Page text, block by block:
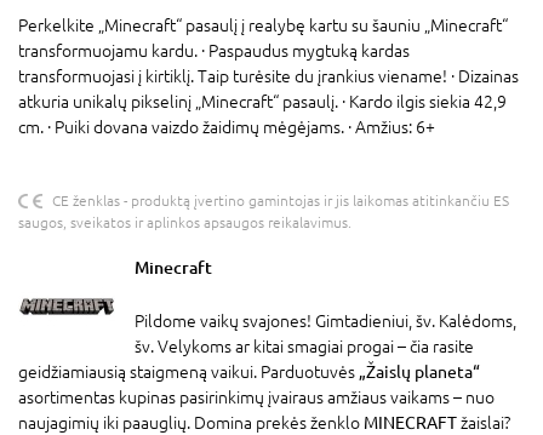
Perkelkite „Minecraft“ pasaulį į realybę kartu su šauniu „Minecraft“
transformuojamu kardu. · Paspaudus mygtuką kardas
transformuojasi į kirtiklį. Taip turėsite du įrankius viename! · Dizainas
atkuria unikalų pikselinį „Minecraft“ pasaulį. · Kardo ilgis siekia 42,9
cm. · Puiki dovana vaizdo žaidimų mėgėjams. · Amžius: 6+
CE ženklas - produktą įvertino gamintojas ir jis laikomas atitinkančiu ES
saugos, sveikatos ir aplinkos apsaugos reikalavimus.
Minecraft
Pildome vaikų svajones! Gimtadieniui, šv. Kalėdoms,
šv. Velykoms ar kitai smagiai progai – čia rasite
geidžiamiausią staigmeną vaikui. Parduotuvės „Žaislų planeta“
asortimentas kupinas pasirinkimų įvairaus amžiaus vaikams – nuo
naujagimių iki paauglių. Domina prekės ženklo MINECRAFTžaislai?